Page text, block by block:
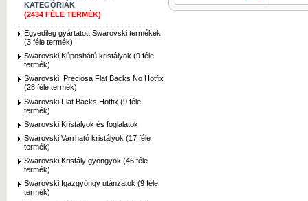
KATEGÓRIÁK
(2434 FÉLE TERMÉK)
Egyedileg gyártatott Swarovski termékek
(3 féle termék)
Swarovski Kúposhátú kristályok (9 féle
termék)
Swarovski, Preciosa Flat Backs No Hotfix
(28 féle termék)
Swarovski Flat Backs Hotfix (9 féle
termék)
Swarovski Kristályok és foglalatok
Swarovski Varrható kristályok (17 féle
termék)
Swarovski Kristály gyöngyök (46 féle
termék)
Swarovski Igazgyöngy utánzatok (9 féle
termék)